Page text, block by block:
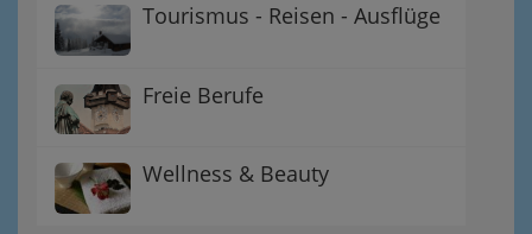
Tourismus - Reisen - Ausflüge
Freie Berufe
Wellness & Beauty